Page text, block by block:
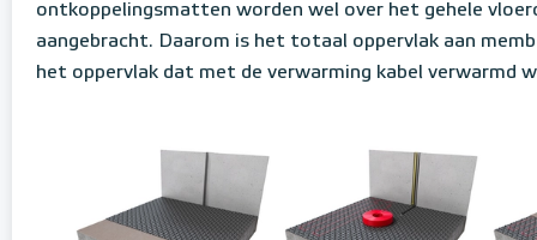
ontkoppelingsmatten worden wel over het gehele
aangebracht. Daarom is het totaal oppervlak aan
het oppervlak dat met de verwarming kabel verwarmd